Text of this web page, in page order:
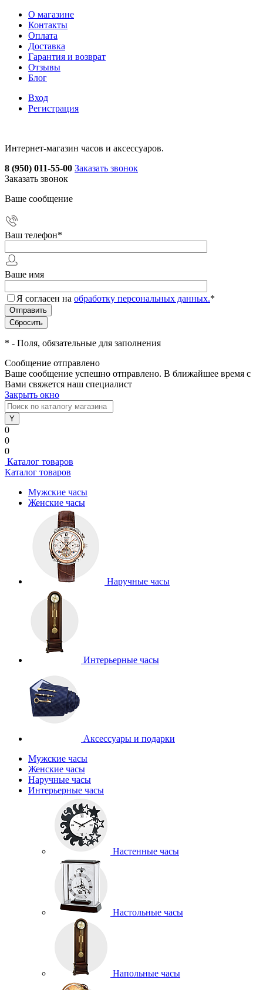
О магазине
Контакты
Оплата
Доставка
Гарантия и возврат
Отзывы
Блог
Вход
Регистрация
Интернет-магазин часов и аксессуаров.
8 (950) 011-55-00 Заказать звонок
Заказать звонок
Ваше сообщение
Ваш телефон*
Ваше имя
Я согласен на обработку персональных данных.*
* - Поля, обязательные для заполнения
Сообщение отправлено
Ваше сообщение успешно отправлено. В ближайшее время с
Вами свяжется наш специалист
Закрыть окно
0
0
0
Каталог товаров
Каталог товаров
Мужские часы
Женские часы
Наручные часы
Интерьерные часы
Аксессуары и подарки
Мужские часы
Женские часы
Наручные часы
Интерьерные часы
Настенные часы
Настольные часы
Напольные часы